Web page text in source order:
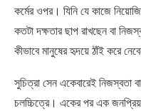
কর্মের ওপর। যিনি যে কাজে
কতটা দক্ষতার ছাপ রাখছেন বা
কীভাবে মানুষের হৃদয়ে ঠাঁই করে
সুচিত্রা সেন একেবারেই নিজস্বতা
চলচ্চিত্রে। একের পর এক